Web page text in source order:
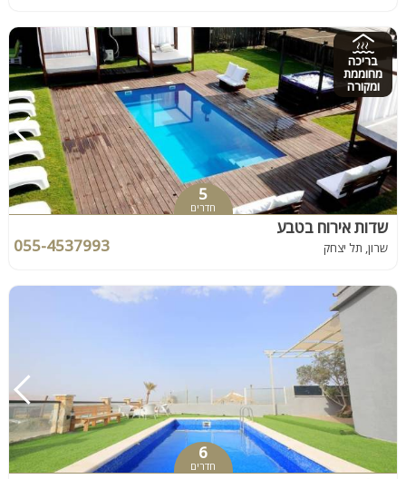
בריכה
מחוממת
ומקורה
5
חדרים
שדות אירוח בטבע
שרון, תל יצחק 055-4537993
6
חדרים